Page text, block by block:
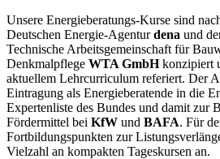
Unsere Energieberatungs-Kurse sind
Deutschen Energie-Agenturdena und
Technische Arbeitsgemeinschaft für
Denkmalpflege WTA GmbHkonzipiert
aktuellem Lehrcurriculum referiert. Der
Eintragung als Energieberatende in die
Expertenliste des Bundes und damit zur
Fördermittel bei KfW und BAFA. Für
Fortbildungspunkten zur
Vielzahl an kompakten Tageskursen an.